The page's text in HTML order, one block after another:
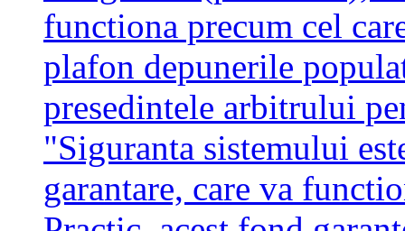
functiona precum cel
plafon depunerile
presedintele arbitrului
"Siguranta sistemului
garantare, care va